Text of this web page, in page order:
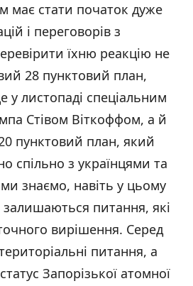
має стати початок дуже
і переговорів з
їхню реакцію не
28 пунктовий план,
листопаді спеціальним
Стівом Віткоффом, а й
пунктовий план, який
спільно з українцями та
знаємо, навіть у цьому
залишаються питання, які
вирішення. Серед
питання, а
Запорізької атомної